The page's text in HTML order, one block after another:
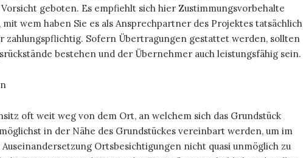
geboten. Es empfiehlt sich hier Zustimmungsvorbehalte
mit wem haben Sie es als Ansprechpartner des Projektes tatsächlich
zahlungspflichtig. Sofern Übertragungen gestattet werden, sollten
bestehen und der Übernehmer auch leistungsfähig sein.
oft weit weg von dem Ort, an welchem sich das Grundstück
in der Nähe des Grundstückes vereinbart werden, um im
Ortsbesichtigungen nicht quasi unmöglich zu